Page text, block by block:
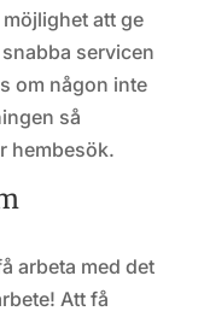
att ge
servicen
om någon inte
så
hembesök.
arbeta med det
Att få